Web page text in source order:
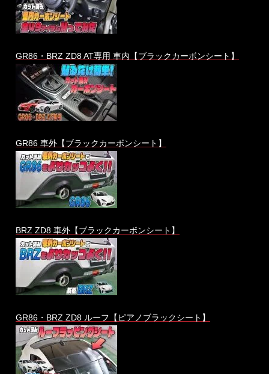
GR86・BRZ ZD8 AT専用 車内【ブラックカーボンシート】
GR86 車外【ブラックカーボンシート】
BRZ ZD8 車外【ブラックカーボンシート】
GR86・BRZ ZD8 ルーフ【ピアノブラックシート】